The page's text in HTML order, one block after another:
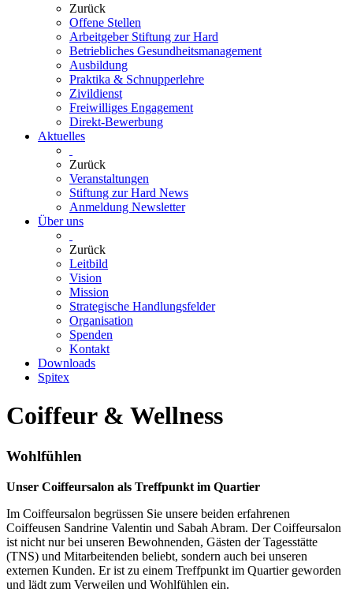
Zurück
Offene Stellen
Arbeitgeber Stiftung zur Hard
Betriebliches Gesundheitsmanagement
Ausbildung
Praktika & Schnupperlehre
Zivildienst
Freiwilliges Engagement
Direkt-Bewerbung
Aktuelles
Zurück
Veranstaltungen
Stiftung zur Hard News
Anmeldung Newsletter
Über uns
Zurück
Leitbild
Vision
Mission
Strategische Handlungsfelder
Organisation
Spenden
Kontakt
Downloads
Spitex
Coiffeur & Wellness
Wohlfühlen
Unser Coiffeursalon als Treffpunkt im Quartier
Im Coiffeursalon begrüssen Sie unsere beiden erfahrenen
Coiffeusen Sandrine Valentin und Sabah Abram. Der Coiffeursalon
ist nicht nur bei unseren Bewohnenden, Gästen der Tagesstätte
(TNS) und Mitarbeitenden beliebt, sondern auch bei unseren
externen Kunden. Er ist zu einem Treffpunkt im Quartier geworden
und lädt zum Verweilen und Wohlfühlen ein.